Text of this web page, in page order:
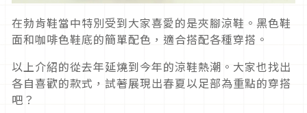
在勃肯鞋當中特別受到大家喜愛的是夾腳涼鞋。黑色鞋
面和咖啡色鞋底的簡單配色，適合搭配各種穿搭。
以上介紹的從去年延燒到今年的涼鞋熱潮。大家也找出
各自喜歡的款式，試著展現出春夏以足部為重點的穿搭
吧？